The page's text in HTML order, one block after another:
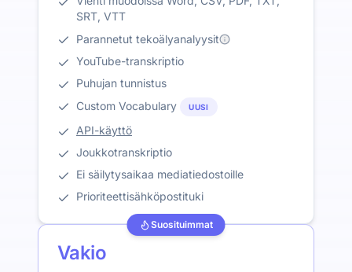
SRT, VTT
Parannetut tekoälyanalyysit
YouTube-transkriptio
Puhujan tunnistus
Custom Vocabulary
UUSI
API-käyttö
Joukkotranskriptio
Ei säilytysaikaa mediatiedostoille
Prioriteettisähköpostituki
Suosituimmat
Vakio